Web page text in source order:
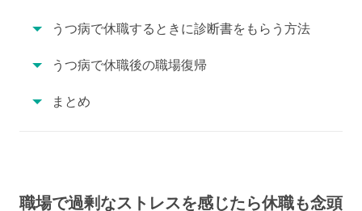
うつ病で休職するときに診断書をもらう方法
うつ病で休職後の職場復帰
まとめ
職場で過剰なストレスを感じたら休職も念頭